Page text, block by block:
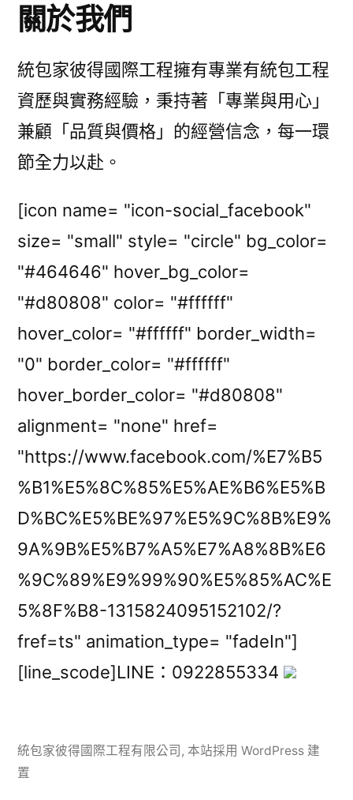
關於我們
統包家彼得國際工程擁有專業有統包工程
資歷與實務經驗，秉持著「專業與用心」
兼顧「品質與價格」的經營信念，每一環
節全力以赴。
[icon name= "icon-social_facebook"
size= "small" style= "circle" bg_color=
"#464646" hover_bg_color=
"#d80808" color= "#ffffff"
hover_color= "#ffffff" border_width=
"0" border_color= "#ffffff"
hover_border_color= "#d80808"
alignment= "none" href=
"https://www.facebook.com/%E7%B5
%B1%E5%8C%85%E5%AE%B6%E5%B
D%BC%E5%BE%97%E5%9C%8B%E9%
9A%9B%E5%B7%A5%E7%A8%8B%E6
%9C%89%E9%99%90%E5%85%AC%E
5%8F%B8-1315824095152102/?
fref=ts" animation_type= "fadeIn"]
[line_scode]LINE：0922855334
統包家彼得國際工程有限公司 , 本站採用 WordPress 建
置